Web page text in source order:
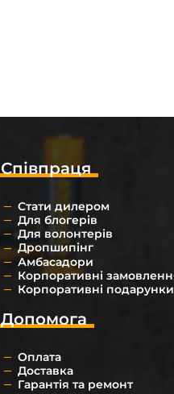
Співпраця
Стати дилером
Для блогерів
Для волонтерів
Дропшипінг
Амбасадори
Корпоративні
Корпоративні подарунки
Допомога
Оплата
Доставка
Гарантія та ремонт